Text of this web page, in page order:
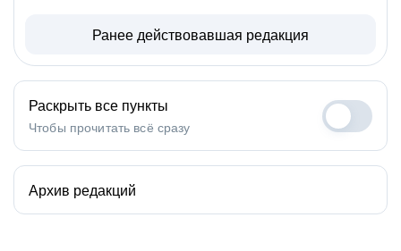
Ранее действовавшая редакция
Раскрыть все пункты
Чтобы прочитать всё сразу
Архив редакций